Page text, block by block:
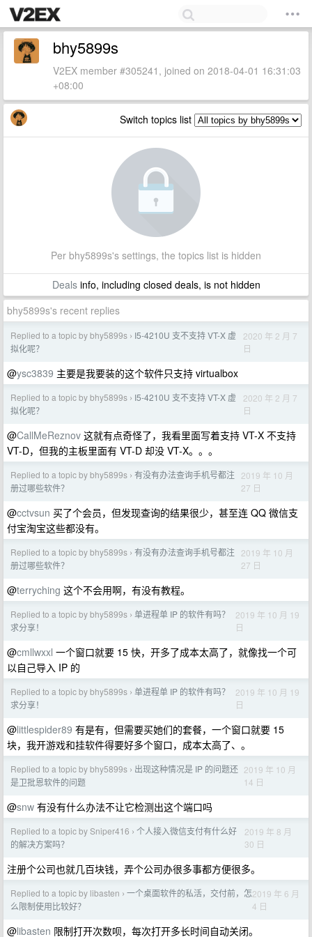
bhy5899s
V2EX member #305241, joined on 2018-04-01 16:31:03
+08:00
Switch topics list
Per bhy5899s's settings, the topics list is hidden
Dealsinfo, including closed deals, is not hidden
bhy5899s's recent replies
Replied to a topic by bhy5899s › I5-4210U 支不支持 VT-X 虚
拟化呢？
2020 年 2 月 7
日
@ysc3839 主要是我要装的这个软件只支持 virtualbox
Replied to a topic by bhy5899s › I5-4210U 支不支持 VT-X 虚
拟化呢？
2020 年 2 月 7
日
@CallMeReznov 这就有点奇怪了，我看里面写着支持 VT-X 不支持
VT-D，但我的主板里面有 VT-D 却没 VT-X。。。
Replied to a topic by bhy5899s › 有没有办法查询手机号都注
册过哪些软件？
2019 年 10 月
27 日
@cctvsun 买了个会员，但发现查询的结果很少，甚至连 QQ 微信支
付宝淘宝这些都没有。
Replied to a topic by bhy5899s › 有没有办法查询手机号都注
册过哪些软件？
2019 年 10 月
27 日
@terryching 这个不会用啊，有没有教程。
Replied to a topic by bhy5899s › 单进程单 IP 的软件有吗？
求分享！
2019 年 10 月 19
日
@cmllwxxl 一个窗口就要 15 快，开多了成本太高了，就像找一个可
以自己导入 IP 的
Replied to a topic by bhy5899s › 单进程单 IP 的软件有吗？
求分享！
2019 年 10 月 19
日
@littlespider89 有是有，但需要买她们的套餐，一个窗口就要 15
块，我开游戏和挂软件得要好多个窗口，成本太高了、。
Replied to a topic by bhy5899s › 出现这种情况是 IP 的问题还
是卫批恩软件的问题
2019 年 10 月
14 日
@snw 有没有什么办法不让它检测出这个端口吗
Replied to a topic by Sniper416 › 个人接入微信支付有什么好
的解决方案吗？
2019 年 8 月
30 日
注册个公司也就几百块钱，弄个公司办很多事都方便很多。
Replied to a topic by libasten › 一个桌面软件的私活，交付前，怎
么限制使用比较好？
2019 年 6 月
4 日
@libasten 限制打开次数呗，每次打开多长时间自动关闭。